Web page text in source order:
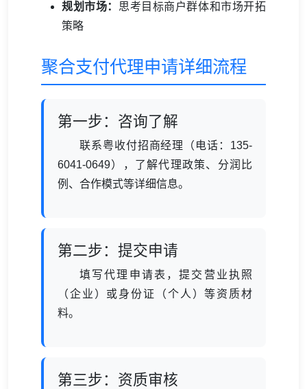
规划市场： 思考目标商户群体和市场开拓
策略
聚合支付代理申请详细流程
第一步：咨询了解
联系粤收付招商经理（电话：135-
6041-0649），了解代理政策、分润比
例、合作模式等详细信息。
第二步：提交申请
填写代理申请表，提交营业执照
（企业）或身份证（个人）等资质材
料。
第三步：资质审核